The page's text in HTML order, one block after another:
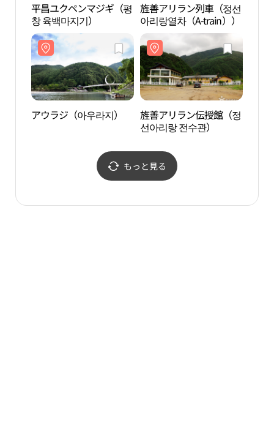
平昌ユクペンマジギ（평
창 육백마지기）
旌善アリラン列車（정선
아리랑열차（A-train））
アウラジ（아우라지）
旌善アリラン伝授館（정
선아리랑 전수관）
もっと見る